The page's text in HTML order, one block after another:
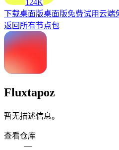
124K
下载桌面版桌面版免费试用云端
返回所有节点包
Fluxtapoz
暂无描述信息。
查看仓库
—